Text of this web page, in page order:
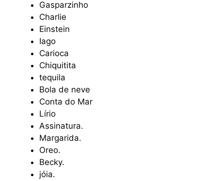
Gasparzinho
Charlie
Einstein
Iago
Carioca
Chiquitita
tequila
Bola de neve
Conta do Mar
Lírio
Assinatura.
Margarida.
Oreo.
Becky.
jóia.